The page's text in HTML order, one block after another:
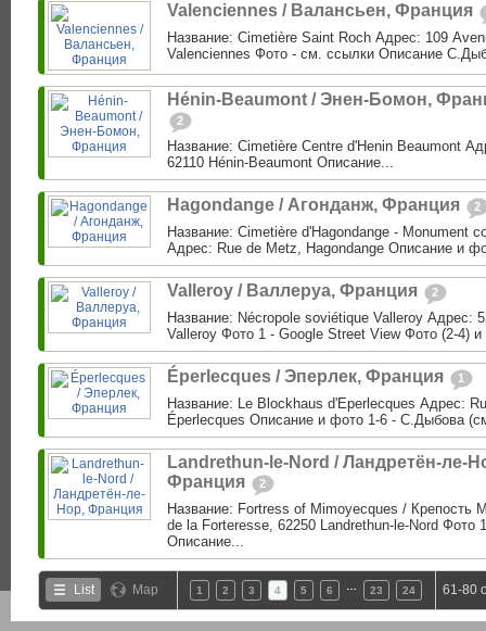
Valenciennes / Валансьен, Франция
Название: Cimetière Saint Roch Адрес: 109
Valenciennes Фото - см. ссылки Описание
Hénin-Beaumont / Энен-Бомон,
2
Название: Cimetière Centre d'Henin Beaumont
62110 Hénin-Beaumont Описание...
Hagondange / Агонданж, Франция 2
Название: Cimetière d'Hagondange - Monument
Адрес: Rue de Metz, Hagondange Описание и
Valleroy / Валлеруа, Франция 2
Название: Nécropole soviétique Valleroy Адрес:
Valleroy Фото 1 - Google Street View Фото (2-4) и
Éperlecques / Эперлек, Франция 1
Название: Le Blockhaus d'Eperlecques Адрес:
Éperlecques Описание и фото 1-6 - С.Дыбова
Landrethun-le-Nord / Ландретён-ле-
Франция
2
Название: Fortress of Mimoyecques / Крепость
de la Forteresse, 62250 Landrethun-le-Nord Фото
Описание...
List Map 1 2 3 4 5 6 23 24 61-80